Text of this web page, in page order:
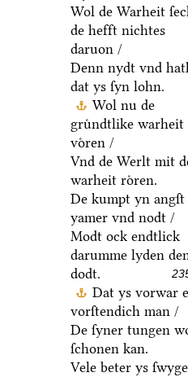
Wol de Warheit
de hefft nichtes
daruon /
Denn nydt vnd
dat ys ſyn lohn.
Wol nu de
gruͤndtlike
voͤren /
Vnd de Werlt mit
warheit roͤren.
De kumpt yn
yamer vnd nodt /
Modt ock endtlick
darumme lyden
dodt.
Dat ys vorwar
vorſtendich man /
De ſyner tungen
ſchonen kan.
Vele beter ys